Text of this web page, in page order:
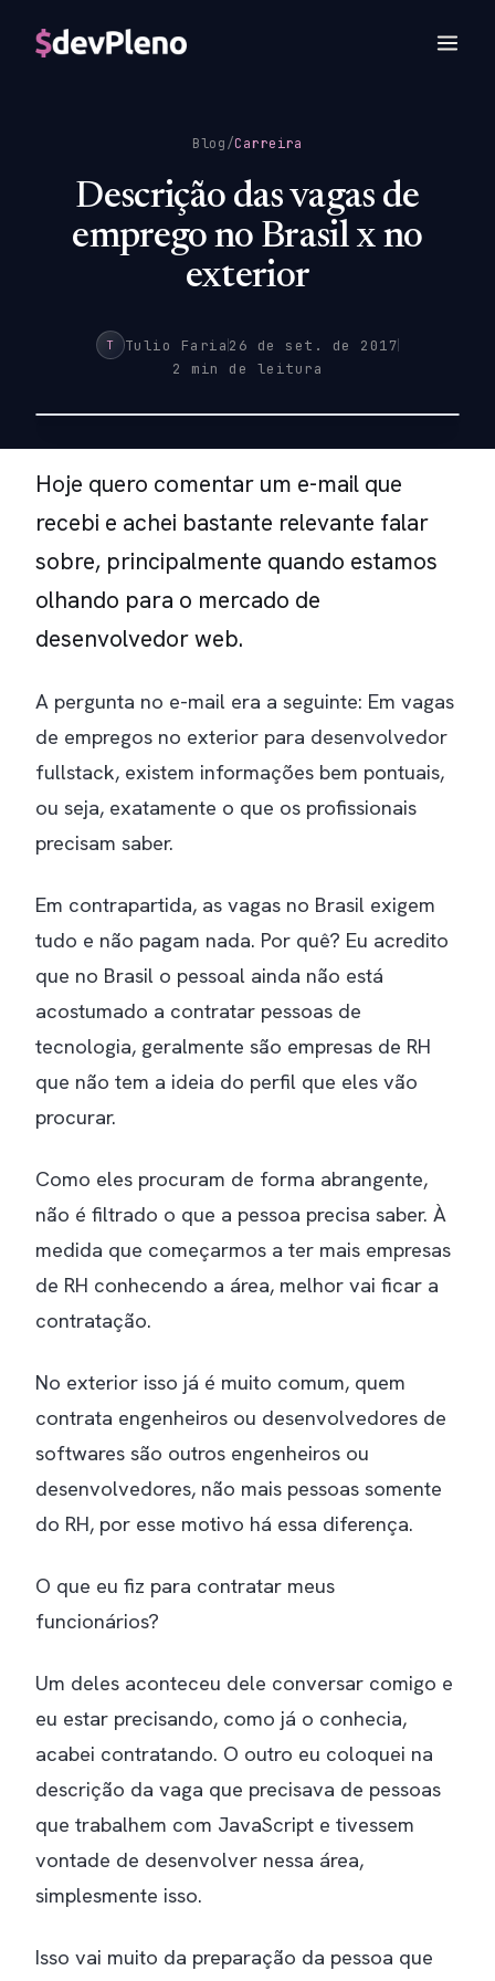
Blog/Carreira
Descrição das vagas de
emprego no Brasil x no
exterior
T Tulio Faria 26 de set. de 2017
2 min de leitura
Hoje quero comentar um e-mail que
recebi e achei bastante relevante falar
sobre, principalmente quando estamos
olhando para o mercado de
desenvolvedor web.
A pergunta no e-mail era a seguinte: Em vagas
de empregos no exterior para desenvolvedor
fullstack, existem informações bem pontuais,
ou seja, exatamente o que os profissionais
precisam saber.
Em contrapartida, as vagas no Brasil exigem
tudo e não pagam nada. Por quê? Eu acredito
que no Brasil o pessoal ainda não está
acostumado a contratar pessoas de
tecnologia, geralmente são empresas de RH
que não tem a ideia do perfil que eles vão
procurar.
Como eles procuram de forma abrangente,
não é filtrado o que a pessoa precisa saber. À
medida que começarmos a ter mais empresas
de RH conhecendo a área, melhor vai ficar a
contratação.
No exterior isso já é muito comum, quem
contrata engenheiros ou desenvolvedores de
softwares são outros engenheiros ou
desenvolvedores, não mais pessoas somente
do RH, por esse motivo há essa diferença.
O que eu fiz para contratar meus
funcionários?
Um deles aconteceu dele conversar comigo e
eu estar precisando, como já o conhecia,
acabei contratando. O outro eu coloquei na
descrição da vaga que precisava de pessoas
que trabalhem com JavaScript e tivessem
vontade de desenvolver nessa área,
simplesmente isso.
Isso vai muito da preparação da pessoa que